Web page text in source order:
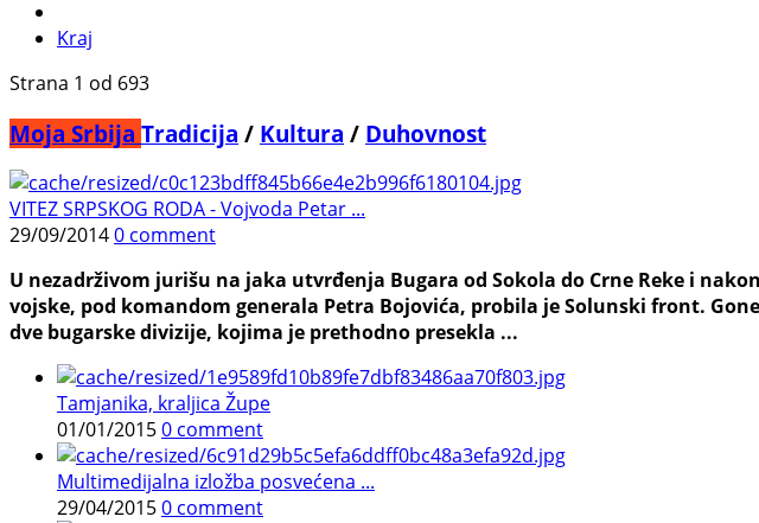
Kraj
Strana 1 od 693
Moja Srbija Tradicija / Kultura / Duhovnost
VITEZ SRPSKOG RODA - Vojvoda Petar ...
29/09/20140 comment
U nezadrživom jurišu na jaka utvrđenja Bugara od Sokola do Crne Reke i
vojske, pod komandom generala Petra Bojovića, probila je Solunski front.
dve bugarske divizije, kojima je prethodno presekla ...
Tamjanika, kraljica Župe
01/01/20150 comment
Multimedijalna izložba posvećena ...
29/04/20150 comment